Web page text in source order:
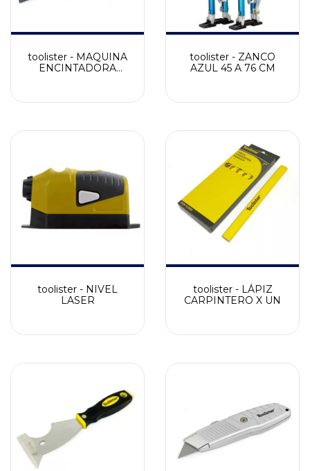
toolister - MAQUINA
ENCINTADORA
toolister - ZANCO
AZUL 45 A 76 CM
toolister - NIVEL
LASER
toolister - LÁPIZ
CARPINTERO X UN